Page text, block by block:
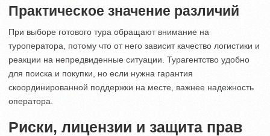
Практическое значение различий
При выборе готового тура обращают внимание на
туроператора, потому что от него зависит качество логистики и
реакции на непредвиденные ситуации. Турагентство удобно
для поиска и покупки, но если нужна гарантия
скоординированной поддержки на месте, важнее надежность
оператора.
Риски, лицензии и защита прав